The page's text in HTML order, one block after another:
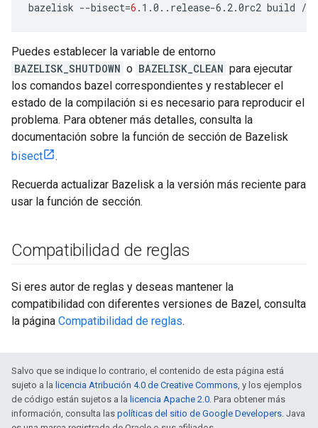
bazelisk --bisect=6 .1.0..release-6.2.0rc2 build
Puedes establecer la variable de entorno
BAZELISK_SHUTDOWN o BAZELISK_CLEAN para ejecutar
los comandos bazel correspondientes y restablecer el
estado de la compilación si es necesario para reproducir el
problema. Para obtener más detalles, consulta la
documentación sobre la función de sección de Bazelisk
bisect
.
Recuerda actualizar Bazelisk a la versión más reciente para
usar la función de sección.
Compatibilidad de reglas
Si eres autor de reglas y deseas mantener la
compatibilidad con diferentes versiones de Bazel, consulta
la página Compatibilidad de reglas.
Salvo que se indique lo contrario, el contenido de esta página está
sujeto a la licencia Atribución 4.0 de Creative Commons, y los ejemplos
de código están sujetos a la licencia Apache 2.0. Para obtener más
información, consulta las políticas del sitio de Google Developers. Java